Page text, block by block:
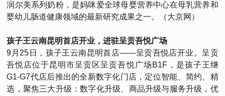
润尔美系列奶粉，是妈咪爱全球母婴营养中心在母乳营养和
婴幼儿肠道健康领域的最新研究成果之一。（大京网）
孩子王云南昆明首店开业，进驻呈贡吾悦广场
9月25日，孩子王云南昆明首店——呈贡吾悦店开业。呈贡
吾悦店位于昆明市呈贡区呈贡吾悦广场B1F，是孩子王继
G1-G7代店后推出的全新数字化门店，定位智能、简约、精
选，聚焦三大升级：数字化升级、商品升级与服务升级，优